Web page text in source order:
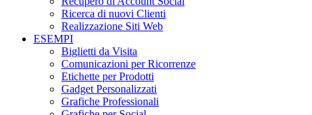
Ricerca di nuovi Clienti
Realizzazione Siti Web
ESEMPI
Biglietti da Visita
Comunicazioni per Ricorrenze
Etichette per Prodotti
Gadget Personalizzati
Grafiche Professionali